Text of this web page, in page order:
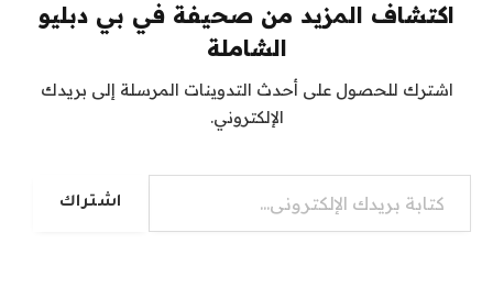
اكتشاف المزيد من صحيفة في بي دبليو
الشاملة
اشترك للحصول على أحدث التدوينات المرسلة إلى بريدك
الإلكتروني.
كتابة بريدك الإلكتروني...
اشتراك